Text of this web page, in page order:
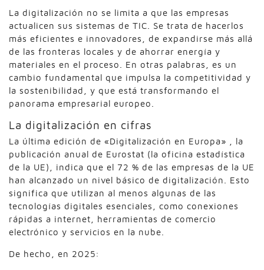
La digitalización no se limita a que las empresas
actualicen sus sistemas de TIC. Se trata de hacerlos
más eficientes e innovadores, de expandirse más allá
de las fronteras locales y de ahorrar energía y
materiales en el proceso. En otras palabras, es un
cambio fundamental que impulsa la competitividad y
la sostenibilidad, y que está transformando el
panorama empresarial europeo.
La digitalización en cifras
La última edición de «Digitalización en Europa» , la
publicación anual de Eurostat (la oficina estadística
de la UE), indica que el 72 % de las empresas de la UE
han alcanzado un nivel básico de digitalización. Esto
significa que utilizan al menos algunas de las
tecnologías digitales esenciales, como conexiones
rápidas a internet, herramientas de comercio
electrónico y servicios en la nube.
De hecho, en 2025: